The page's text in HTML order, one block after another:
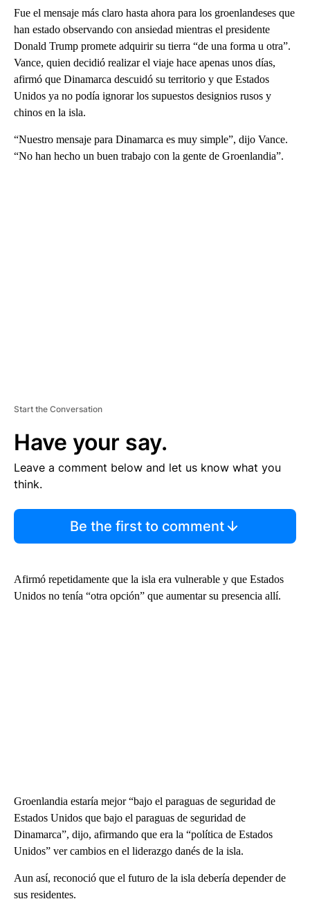
Fue el mensaje más claro hasta ahora para los groenlandeses que
han estado observando con ansiedad mientras el presidente
Donald Trump promete adquirir su tierra “de una forma u otra”.
Vance, quien decidió realizar el viaje hace apenas unos días,
afirmó que Dinamarca descuidó su territorio y que Estados
Unidos ya no podía ignorar los supuestos designios rusos y
chinos en la isla.
“Nuestro mensaje para Dinamarca es muy simple”, dijo Vance.
“No han hecho un buen trabajo con la gente de Groenlandia”.
Start the Conversation
Have your say.
Leave a comment below and let us know what you
think.
Be the first to comment
Afirmó repetidamente que la isla era vulnerable y que Estados
Unidos no tenía “otra opción” que aumentar su presencia allí.
Groenlandia estaría mejor “bajo el paraguas de seguridad de
Estados Unidos que bajo el paraguas de seguridad de
Dinamarca”, dijo, afirmando que era la “política de Estados
Unidos” ver cambios en el liderazgo danés de la isla.
Aun así, reconoció que el futuro de la isla debería depender de
sus residentes.